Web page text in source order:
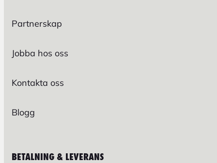
Partnerskap
Jobba hos oss
Kontakta oss
Blogg
BETALNING & LEVERANS